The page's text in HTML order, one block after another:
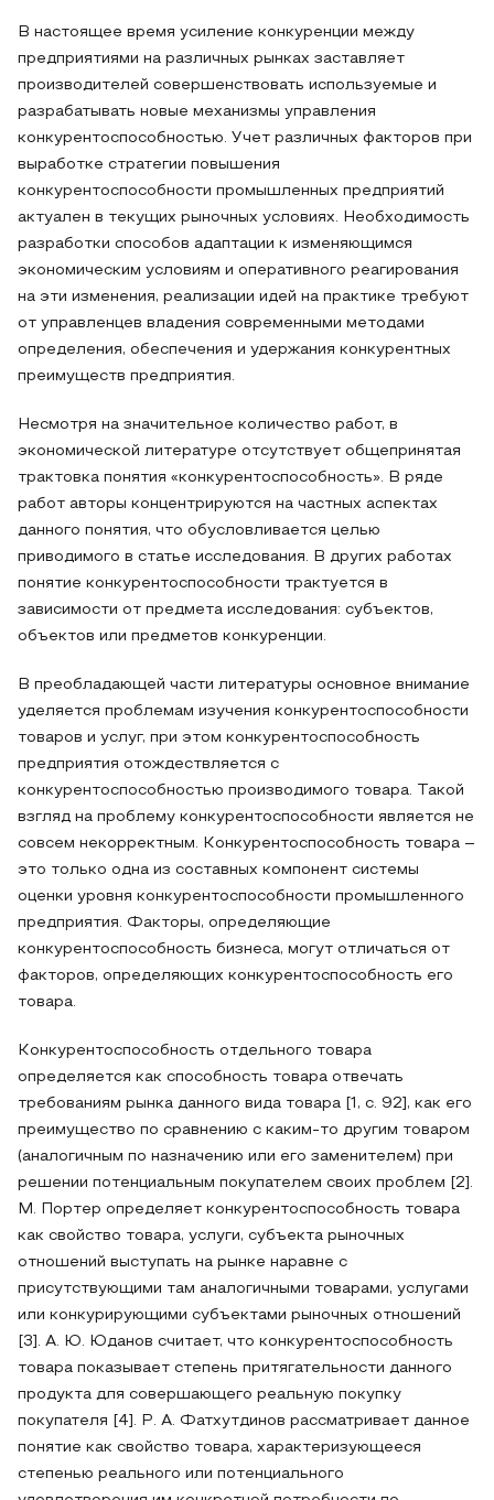
В настоящее время усиление конкуренции между
предприятиями на различных рынках заставляет
производителей совершенствовать используемые и
разрабатывать новые механизмы управления
конкурентоспособностью. Учет различных факторов при
выработке стратегии повышения
конкурентоспособности промышленных предприятий
актуален в текущих рыночных условиях. Необходимость
разработки способов адаптации к изменяющимся
экономическим условиям и оперативного реагирования
на эти изменения, реализации идей на практике требуют
от управленцев владения современными методами
определения, обеспечения и удержания конкурентных
преимуществ предприятия.
Несмотря на значительное количество работ, в
экономической литературе отсутствует общепринятая
трактовка понятия «конкурентоспособность». В ряде
работ авторы концентрируются на частных аспектах
данного понятия, что обусловливается целью
приводимого в статье исследования. В других работах
понятие конкурентоспособности трактуется в
зависимости от предмета исследования: субъектов,
объектов или предметов конкуренции.
В преобладающей части литературы основное внимание
уделяется проблемам изучения конкурентоспособности
товаров и услуг, при этом конкурентоспособность
предприятия отождествляется с
конкурентоспособностью производимого товара. Такой
взгляд на проблему конкурентоспособности является не
совсем некорректным. Конкурентоспособность товара –
это только одна из составных компонент системы
оценки уровня конкурентоспособности промышленного
предприятия. Факторы, определяющие
конкурентоспособность бизнеса, могут отличаться от
факторов, определяющих конкурентоспособность его
товара.
Конкурентоспособность отдельного товара
определяется как способность товара отвечать
требованиям рынка данного вида товара [1, с. 92], как его
преимущество по сравнению с каким-то другим товаром
(аналогичным по назначению или его заменителем) при
решении потенциальным покупателем своих проблем [2].
М. Портер определяет конкурентоспособность товара
как свойство товара, услуги, субъекта рыночных
отношений выступать на рынке наравне с
присутствующими там аналогичными товарами, услугами
или конкурирующими субъектами рыночных отношений
[3]. А. Ю. Юданов считает, что конкурентоспособность
товара показывает степень притягательности данного
продукта для совершающего реальную покупку
покупателя [4]. P. A. Фатхутдинов рассматривает данное
понятие как свойство товара, характеризующееся
степенью реального или потенциального